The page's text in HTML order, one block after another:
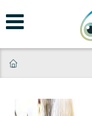
au
contenu